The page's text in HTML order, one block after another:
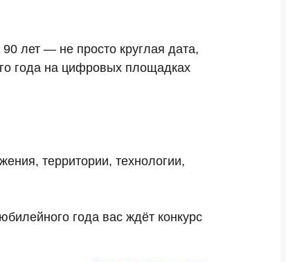
лет — не просто круглая дата,
года на цифровых площадках
территории, технологии,
года вас ждёт конкурс